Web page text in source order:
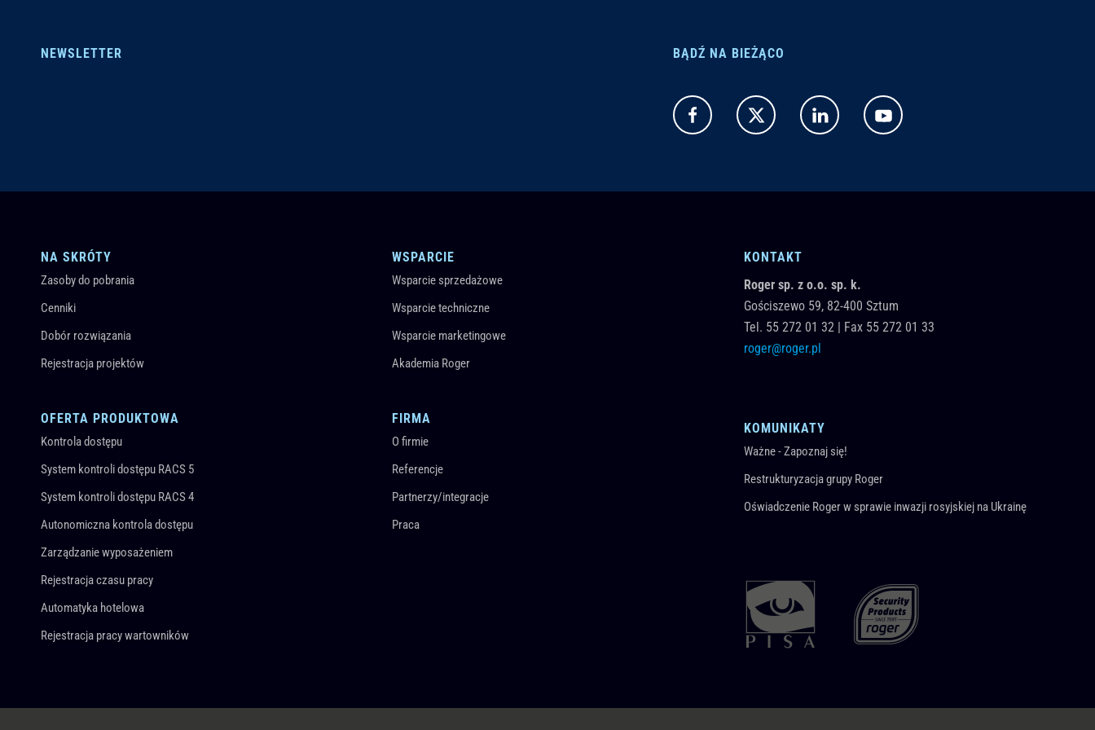
NEWSLETTER BĄDŹ NA BIEŻĄCO
NA SKRÓTY
Zasoby do pobrania
Cenniki
Dobór rozwiązania
Rejestracja projektów
OFERTA PRODUKTOWA
Kontrola dostępu
System kontroli dostępu RACS 5
System kontroli dostępu RACS 4
Autonomiczna kontrola dostępu
Zarządzanie wyposażeniem
Rejestracja czasu pracy
Automatyka hotelowa
Rejestracja pracy wartowników
WSPARCIE
Wsparcie sprzedażowe
Wsparcie techniczne
Wsparcie marketingowe
Akademia Roger
FIRMA
O firmie
Referencje
Partnerzy/integracje
Praca
KONTAKT
Roger sp. z o.o. sp. k.
Gościszewo 59, 82-400 Sztum
Tel. 55 272 01 32| Fax 55 272 01 33
roger@roger.pl
KOMUNIKATY
Ważne - Zapoznaj się!
Restrukturyzacja grupy Roger
Oświadczenie Roger w sprawie inwazji rosyjskiej na Ukrainę